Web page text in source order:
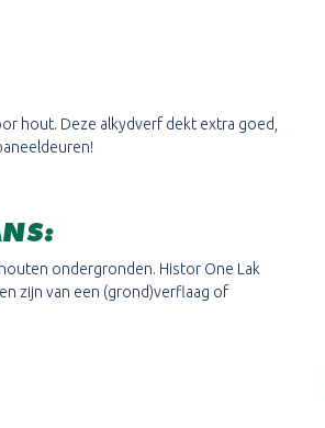
hout. Deze alkydverf dekt extra goed,
:
ondergronden. Histor One Lak
zijn van een (grond)verflaag of